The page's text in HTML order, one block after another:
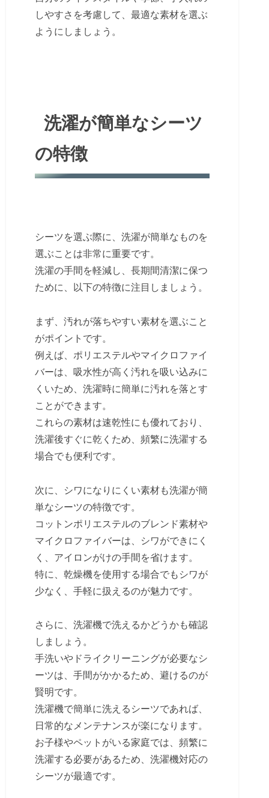
しやすさを考慮して、最適な素材を選ぶ
ようにしましょう。
洗濯が簡単なシーツ
の特徴
シーツを選ぶ際に、洗濯が簡単なものを
選ぶことは非常に重要です。
洗濯の手間を軽減し、長期間清潔に保つ
ために、以下の特徴に注目しましょう。
まず、汚れが落ちやすい素材を選ぶこと
がポイントです。
例えば、ポリエステルやマイクロファイ
バーは、吸水性が高く汚れを吸い込みに
くいため、洗濯時に簡単に汚れを落とす
ことができます。
これらの素材は速乾性にも優れており、
洗濯後すぐに乾くため、頻繁に洗濯する
場合でも便利です。
次に、シワになりにくい素材も洗濯が簡
単なシーツの特徴です。
コットンポリエステルのブレンド素材や
マイクロファイバーは、シワができにく
く、アイロンがけの手間を省けます。
特に、乾燥機を使用する場合でもシワが
少なく、手軽に扱えるのが魅力です。
さらに、洗濯機で洗えるかどうかも確認
しましょう。
手洗いやドライクリーニングが必要なシ
ーツは、手間がかかるため、避けるのが
賢明です。
洗濯機で簡単に洗えるシーツであれば、
日常的なメンテナンスが楽になります。
お子様やペットがいる家庭では、頻繁に
洗濯する必要があるため、洗濯機対応の
シーツが最適です。